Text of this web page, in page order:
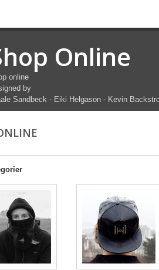
Online
online
by
Sandbeck - Eiki Helgason - Kevin